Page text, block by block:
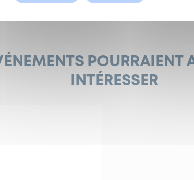
POURRAIENT
INTÉRESSER